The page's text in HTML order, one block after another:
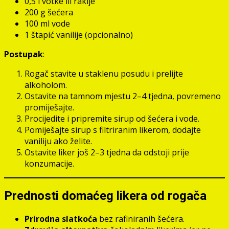
200 g šećera
100 ml vode
1 štapić vanilije (opcionalno)
Postupak:
Rogač stavite u staklenu posudu i prelijte
alkoholom.
Ostavite na tamnom mjestu 2–4 tjedna, povremeno
promiješajte.
Procijedite i pripremite sirup od šećera i vode.
Pomiješajte sirup s filtriranim likerom, dodajte
vaniliju ako želite.
Ostavite liker još 2–3 tjedna da odstoji prije
konzumacije.
Prednosti domaćeg likera od rogača
Prirodna slatkoća bez rafiniranih šećera.